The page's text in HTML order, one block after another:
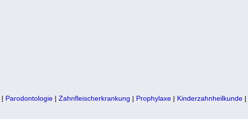
| Parodontologie | Zahnfleischerkrankung | Prophylaxe | Kinderzahnheilkunde |